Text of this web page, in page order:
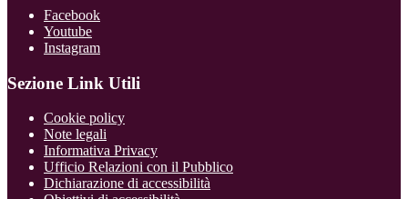
Facebook
Youtube
Instagram
Sezione Link Utili
Cookie policy
Note legali
Informativa Privacy
Ufficio Relazioni con il Pubblico
Dichiarazione di accessibilità